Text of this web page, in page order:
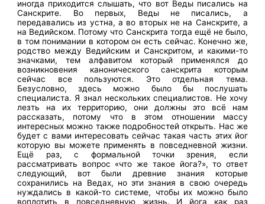
иногда приходится слышать, что вот Веды писались на
Санскрите. Во первых, Веды не писались, а
передавались из устна, а во вторых не на Санскрите, а
на Ведийском. Потому что Санскрита тогда ещё не было,
в том понимании в котором он есть сейчас. Конечно же,
родство между Ведийским и Санскритом, и какими-то
значками, тем алфавитом который применялся до
возникновения канонического санскрита которым
сейчас все пользуются. Это отдельная тема.
Безусловно, здесь можно было бы послушать
специалиста. Я знал нескольких специалистов. Не хочу
лезть на их территорию, они должны это всё нам
рассказать, потому что в этом отношении массу
интересных можно также подробностей открыть. Нас же
будет с вами интересовать сейчас такая часть этих йог
которую вы можете применять в повседневной жизни.
Ещё раз, с формальной точки зрения, если
рассматривать вопрос «что же такое йога?», то ответ
следующий, вот были древние знания которые
сохранились на Ведах, но эти знания в свою очередь
нуждались в какой-то системе, чтобы их можно было
воплотить в повседневную жизнь. И йога как раз